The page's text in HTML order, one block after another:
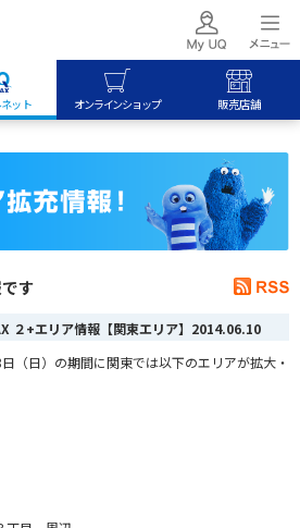
ット オンラインショップ 販売店舗
す
２+エリア情報【関東エリア】 2014.06.10
日（日）の期間に関東では以下のエリアが拡大・